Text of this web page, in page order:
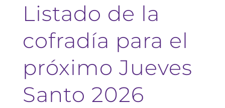
Listado de la
cofradía para el
próximo Jueves
Santo 2026